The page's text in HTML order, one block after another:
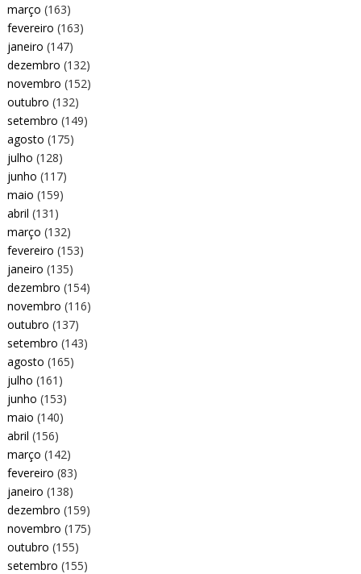
março (163)
fevereiro (163)
janeiro (147)
dezembro (132)
novembro (152)
outubro (132)
setembro (149)
agosto (175)
julho (128)
junho (117)
maio (159)
abril (131)
março (132)
fevereiro (153)
janeiro (135)
dezembro (154)
novembro (116)
outubro (137)
setembro (143)
agosto (165)
julho (161)
junho (153)
maio (140)
abril (156)
março (142)
fevereiro (83)
janeiro (138)
dezembro (159)
novembro (175)
outubro (155)
setembro (155)